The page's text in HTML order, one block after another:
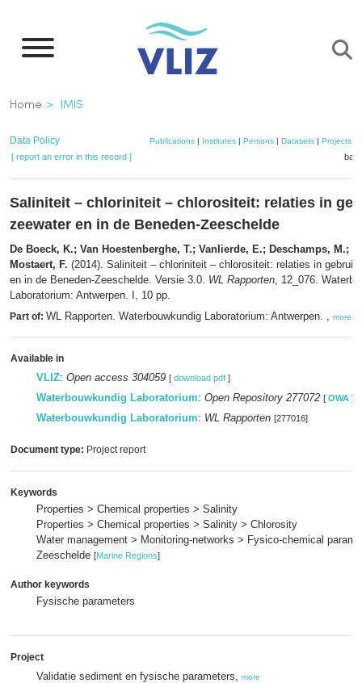
main
Breadcrumb
Home IMIS
Data Policy Publications| Institutes| Persons| Datasets| Projects|
[ report an error in this record ]
Saliniteit – chloriniteit – chlorositeit: relaties in
zeewater en in de Beneden-Zeeschelde
De Boeck, K.; Van Hoestenberghe, T.; Vanlierde, E.; Deschamps, M.;
Mostaert, F. (2014). Saliniteit – chloriniteit – chlorositeit: relaties in gebruik
en in de Beneden-Zeeschelde. Versie 3.0. WL Rapporten, 12_076.
Laboratorium: Antwerpen. I, 10 pp.
Part of: WL Rapporten. Waterbouwkundig Laboratorium: Antwerpen. , more
Available in
VLIZ: Open access 304059 [ download pdf ]
Waterbouwkundig Laboratorium: Open Repository 277072 [ OWA ]
Waterbouwkundig Laboratorium: WL Rapporten [277016]
Document type: Project report
Keywords
Properties > Chemical properties > Salinity
Properties > Chemical properties > Salinity > Chlorosity
Water management > Monitoring-networks > Fysico-chemical
Zeeschelde [Marine Regions]
Author keywords
Fysische parameters
Project
Validatie sediment en fysische parameters, more